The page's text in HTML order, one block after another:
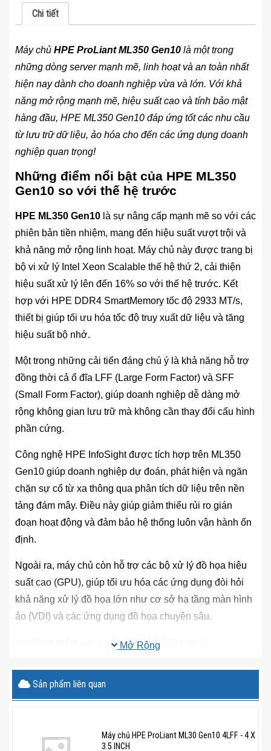
Chi tiết
Máy chủ HPE ProLiant ML350 Gen10 là một trong
những dòng server mạnh mẽ, linh hoạt và an toàn nhất
hiện nay dành cho doanh nghiệp vừa và lớn. Với khả
năng mở rộng mạnh mẽ, hiệu suất cao và tính bảo mật
hàng đầu, HPE ML350 Gen10 đáp ứng tốt các nhu cầu
từ lưu trữ dữ liệu, ảo hóa cho đến các ứng dụng doanh
nghiệp quan trọng!
Những điểm nổi bật của HPE ML350
Gen10 so với thế hệ trước
HPE ML350 Gen10 là sự nâng cấp mạnh mẽ so với các
phiên bản tiền nhiệm, mang đến hiệu suất vượt trội và
khả năng mở rộng linh hoạt. Máy chủ này được trang bị
bộ vi xử lý Intel Xeon Scalable thế hệ thứ 2, cải thiện
hiệu suất xử lý lên đến 16% so với thế hệ trước. Kết
hợp với HPE DDR4 SmartMemory tốc độ 2933 MT/s,
thiết bị giúp tối ưu hóa tốc độ truy xuất dữ liệu và tăng
hiệu suất bộ nhớ.
Một trong những cải tiến đáng chú ý là khả năng hỗ trợ
đồng thời cả ổ đĩa LFF (Large Form Factor) và SFF
(Small Form Factor), giúp doanh nghiệp dễ dàng mở
rộng không gian lưu trữ mà không cần thay đổi cấu hình
phần cứng.
Công nghệ HPE InfoSight được tích hợp trên ML350
Gen10 giúp doanh nghiệp dự đoán, phát hiện và ngăn
chặn sự cố từ xa thông qua phân tích dữ liệu trên nền
tảng đám mây. Điều này giúp giảm thiểu rủi ro gián
đoạn hoạt động và đảm bảo hệ thống luôn vận hành ổn
định.
Ngoài ra, máy chủ còn hỗ trợ các bộ xử lý đồ họa hiệu
suất cao (GPU), giúp tối ưu hóa các ứng dụng đòi hỏi
khả năng xử lý đồ họa lớn như cơ sở hạ tầng màn hình
ảo (VDI) và các ứng dụng đồ họa chuyên sâu.
>>> Xem thêm sản phẩm HPE ML350 Gen11
Lợi thế vượt trội của HPE ML350
Gen10
tư máy chủ mới.
Mở Rộng
Sản phẩm liên quan
Máy chủ HPE ProLiant ML30 Gen10 4LFF - 4 X
3.5 INCH